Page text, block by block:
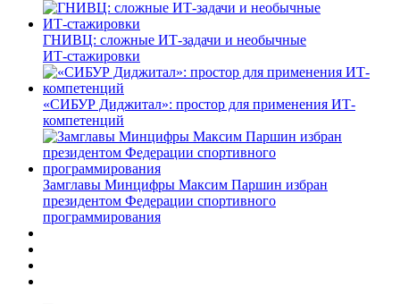
ГНИВЦ: сложные ИТ‑задачи и необычные
ИТ‑стажировки
«СИБУР Диджитал»: простор для применения ИТ-
компетенций
Замглавы Минцифры Максим Паршин избран
президентом Федерации спортивного
программирования